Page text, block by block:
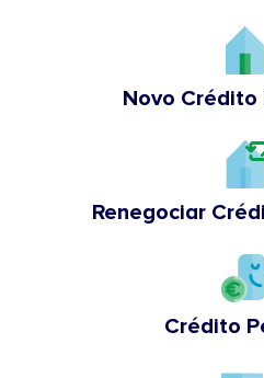
Novo
Renegociar
Crédito